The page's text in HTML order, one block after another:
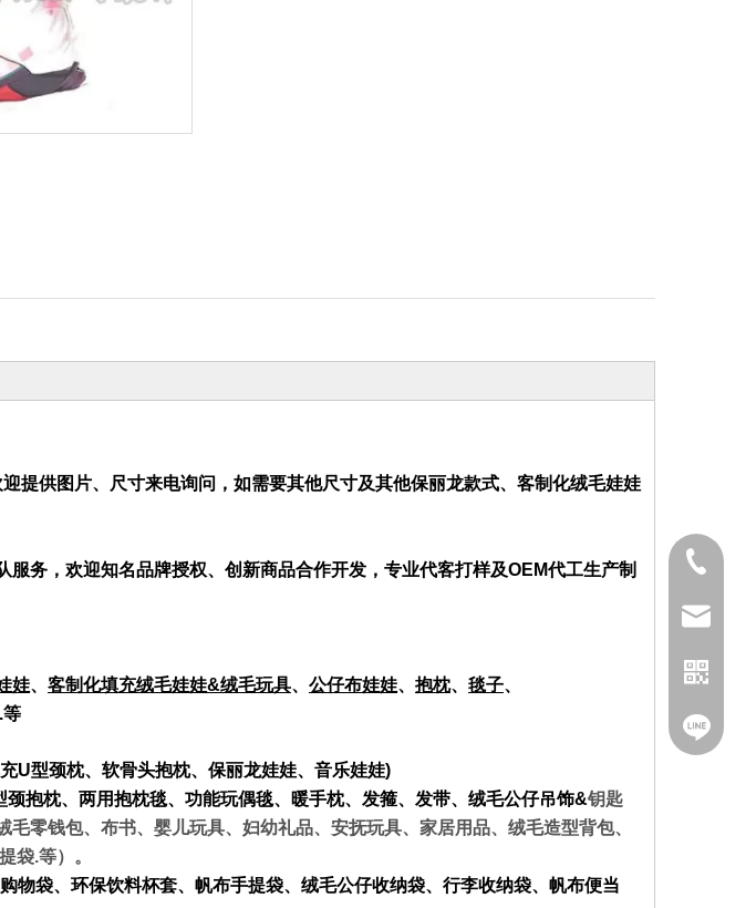
提供图片、尺寸来电询问，如需要其他尺寸及其他保丽龙款式、客制化绒毛娃娃
服务，欢迎知名品牌授权、创新商品合作开发，专业代客打样及OEM代工生产制
娃、 客制化填充绒毛娃娃&绒毛玩具、 公仔布娃娃、 抱枕、 毯子、
等
U型颈枕、软骨头抱枕、保丽龙娃娃、音乐娃娃)
颈抱枕、两用抱枕毯、功能玩偶毯、暖手枕、发箍、发带、绒毛公仔吊饰&钥匙
零钱包、布书、婴儿玩具、妇幼礼品、安抚玩具、家居用品、绒毛造型背包、
袋.等）。
物袋、环保饮料杯套、帆布手提袋、绒毛公仔收纳袋、行李收纳袋、帆布便当
02-